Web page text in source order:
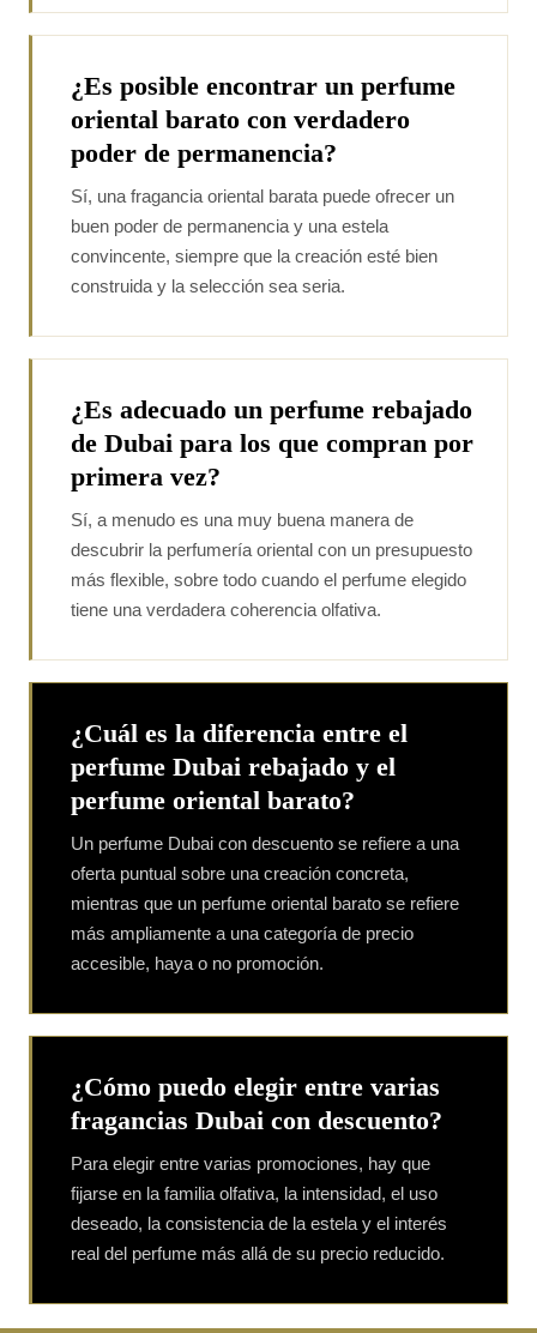
¿Es posible encontrar un perfume
oriental barato con verdadero
poder de permanencia?
Sí, una fragancia oriental barata puede ofrecer un
buen poder de permanencia y una estela
convincente, siempre que la creación esté bien
construida y la selección sea seria.
¿Es adecuado un perfume rebajado
de Dubai para los que compran por
primera vez?
Sí, a menudo es una muy buena manera de
descubrir la perfumería oriental con un presupuesto
más flexible, sobre todo cuando el perfume elegido
tiene una verdadera coherencia olfativa.
¿Cuál es la diferencia entre el
perfume Dubai rebajado y el
perfume oriental barato?
Un perfume Dubai con descuento se refiere a una
oferta puntual sobre una creación concreta,
mientras que un perfume oriental barato se refiere
más ampliamente a una categoría de precio
accesible, haya o no promoción.
¿Cómo puedo elegir entre varias
fragancias Dubai con descuento?
Para elegir entre varias promociones, hay que
fijarse en la familia olfativa, la intensidad, el uso
deseado, la consistencia de la estela y el interés
real del perfume más allá de su precio reducido.